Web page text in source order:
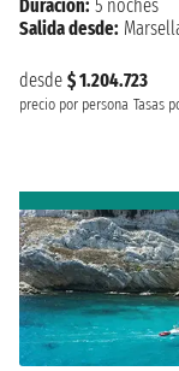
desde $ 1.204.723
precio por persona Tasas
Duración: 5 noches
Salida desde: